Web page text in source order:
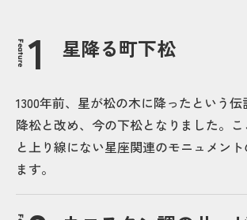
Feature 星降る町下松
1300年前、星が松の木に降ったという
降松と改め、今の下松となりました。
と上り線にない星座関連のモニュメン
ます。